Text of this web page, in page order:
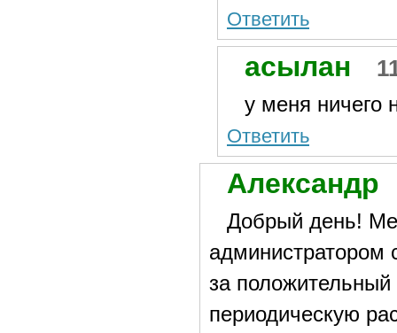
Ответить
асылан
у меня ничего
Ответить
Александр
Добрый день!
администратором
за положительный
периодическую